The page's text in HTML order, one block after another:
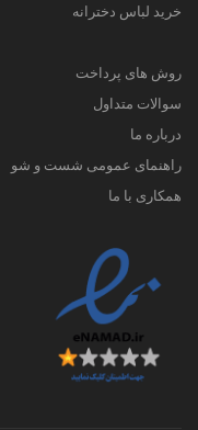
خرید لباس دخترانه
روش های پرداخت
سوالات متداول
درباره ما
راهنمای عمومی شست و شو
همکاری با ما